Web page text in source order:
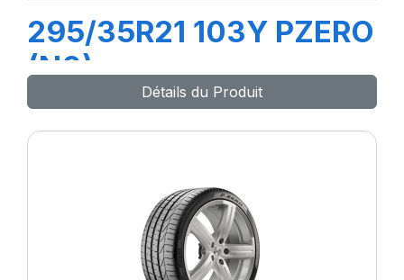
295/35R21 103Y PZERO
(N0)
Détails du Produit